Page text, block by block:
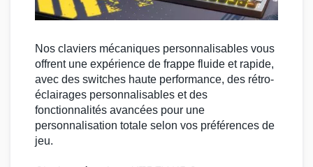
Nos claviers mécaniques personnalisables vous
offrent une expérience de frappe fluide et rapide,
avec des switches haute performance, des rétro-
éclairages personnalisables et des
fonctionnalités avancées pour une
personnalisation totale selon vos préférences de
jeu.